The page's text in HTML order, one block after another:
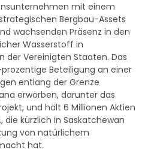
mit einem
Bergbau-Assets
wachsenden Präsenz in den
Wasserstoff in
der Vereinigten Staaten. Das
Beteiligung an einer
entlang der Grenze
erworben, darunter das
und hält 6 Millionen Aktien
die kürzlich in Saskatchewan
von natürlichem
hat.